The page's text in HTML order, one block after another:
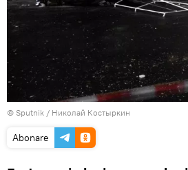
© Sputnik / Николай Костыркин
Abonare